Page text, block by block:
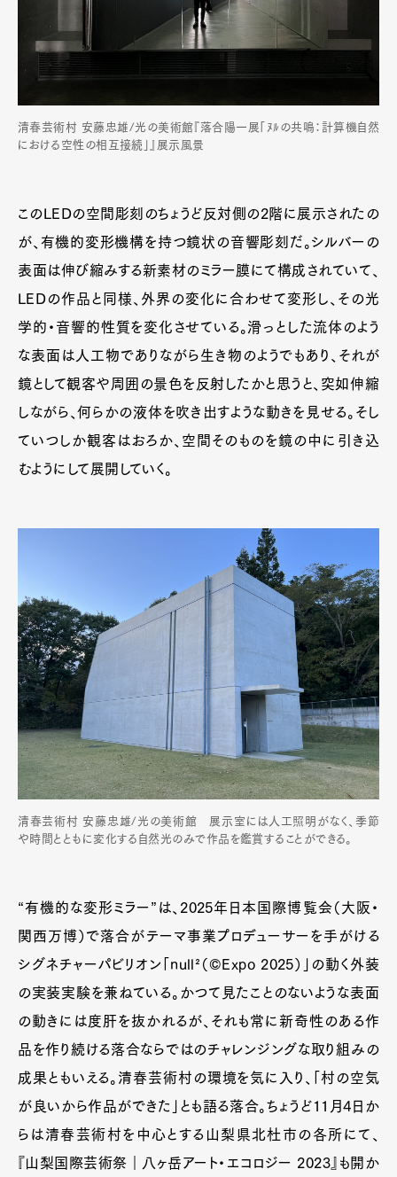
清春芸術村 安藤忠雄/光の美術館『落合陽一展「ﾇﾙの共鳴：計算機自然
における空性の相互接続」』展示風景
このLEDの空間彫刻のちょうど反対側の2階に展示されたの
が、有機的変形機構を持つ鏡状の音響彫刻だ。シルバーの
表面は伸び縮みする新素材のミラー膜にて構成されていて、
LEDの作品と同様、外界の変化に合わせて変形し、その光
学的・音響的性質を変化させている。滑っとした流体のよう
な表面は人工物でありながら生き物のようでもあり、それが
鏡として観客や周囲の景色を反射したかと思うと、突如伸縮
しながら、何らかの液体を吹き出すような動きを見せる。そし
ていつしか観客はおろか、空間そのものを鏡の中に引き込
むようにして展開していく。
清春芸術村 安藤忠雄/光の美術館 展示室には人工照明がなく、季節
や時間とともに変化する自然光のみで作品を鑑賞することができる。
“有機的な変形ミラー”は、2025年日本国際博覧会（大阪・
関西万博）で落合がテーマ事業プロデューサーを手がける
シグネチャーパビリオン「null²（©Expo 2025）」の動く外装
の実装実験を兼ねている。かつて見たことのないような表面
の動きには度肝を抜かれるが、それも常に新奇性のある作
品を作り続ける落合ならではのチャレンジングな取り組みの
成果ともいえる。清春芸術村の環境を気に入り、「村の空気
が良いから作品ができた」とも語る落合。ちょうど11月4日か
らは清春芸術村を中心とする山梨県北杜市の各所にて、
『山梨国際芸術祭｜八ヶ岳アート・エコロジー 2023』も開か